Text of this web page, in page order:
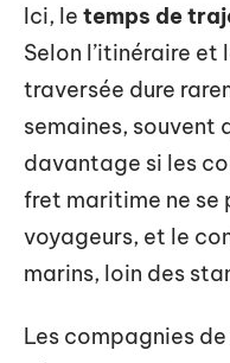
Ici, le temps de
Selon l’itinéraire et
traversée dure
semaines, souvent
davantage si les
fret maritime ne se
voyageurs, et le
marins, loin des
Les compagnies